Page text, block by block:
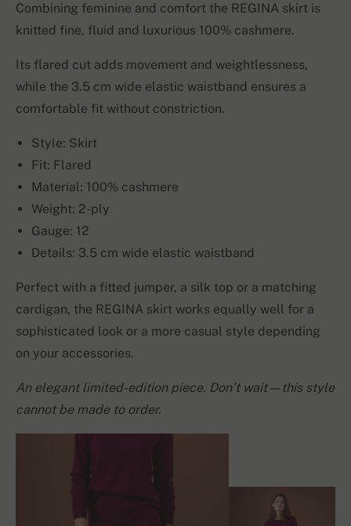
Combining feminine and comfort the REGINA skirt is
knitted fine, fluid and luxurious 100% cashmere.
Its flared cut adds movement and weightlessness,
while the 3.5 cm wide elastic waistband ensures a
comfortable fit without constriction.
Style: Skirt
Fit: Flared
Material: 100% cashmere
Weight: 2-ply
Gauge: 12
Details: 3.5 cm wide elastic waistband
Perfect with a fitted jumper, a silk top or a matching
cardigan, the REGINA skirt works equally well for a
sophisticated look or a more casual style depending
on your accessories.
An elegant limited-edition piece. Don’t wait—this style
cannot be made to order.